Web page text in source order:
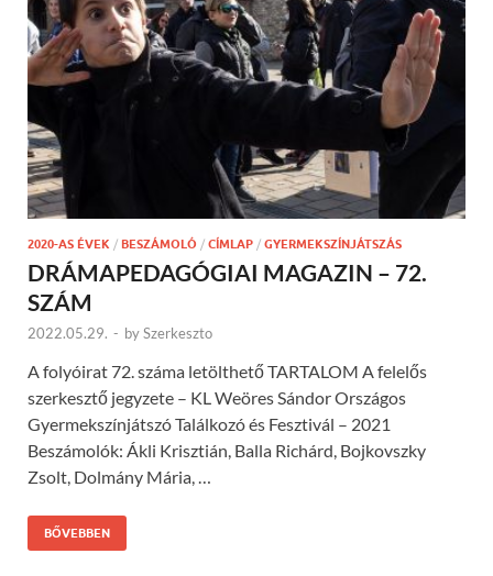
2020-AS ÉVEK / BESZÁMOLÓ / CÍMLAP / GYERMEKSZÍNJÁTSZÁS
DRÁMAPEDAGÓGIAI MAGAZIN – 72.
SZÁM
2022.05.29. - bySzerkeszto
A folyóirat 72. száma letölthető TARTALOM A felelős
szerkesztő jegyzete – KL Weöres Sándor Országos
Gyermekszínjátszó Találkozó és Fesztivál – 2021
Beszámolók: Ákli Krisztián, Balla Richárd, Bojkovszky
Zsolt, Dolmány Mária, …
BŐVEBBEN